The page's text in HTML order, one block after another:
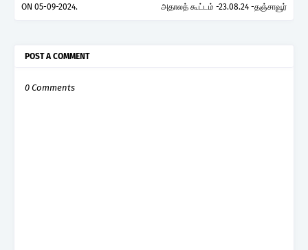
அதாலத் கூட்டம் -23.08.24 -தஞ்சாவூர்
ON 05-09-2024.
POST A COMMENT
0 Comments